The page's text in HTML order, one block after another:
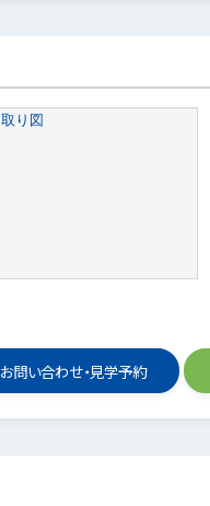
お問い合わせ・見学予約